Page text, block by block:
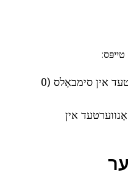
טייפּס:
E, ווען די אותיות זענען קאָנווערטעד אין סימבאָלס (0
אין